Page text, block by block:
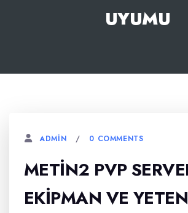
UYUMU
ADMIN 0 COMMENTS
METIN2 PVP
EKIPMAN VE